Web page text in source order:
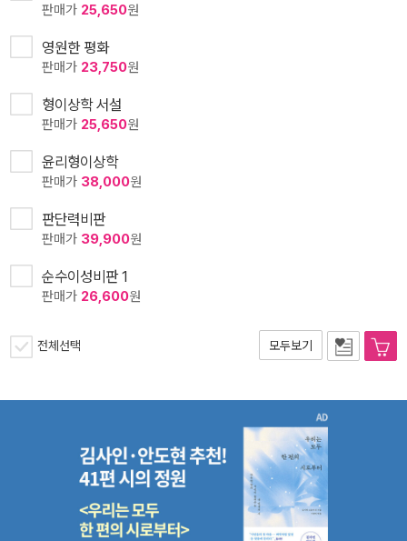
판매가 25,650원
영원한 평화
판매가 23,750원
형이상학 서설
판매가 25,650원
윤리형이상학
판매가 38,000원
판단력비판
판매가 39,900원
순수이성비판 1
판매가 26,600원
전체선택 모두보기